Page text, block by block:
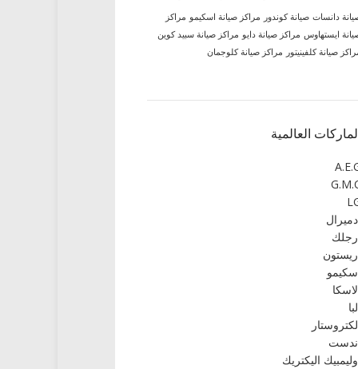
دانسات صيانة كوندور مراكز صيانة اسكيمو مراكز
ايستهاوس مراكز صيانة دايو مراكز صيانة سبيد كوين
صيانة كلفينيتور مراكز صيانة كلوجمان
العالمية
اليكتريك